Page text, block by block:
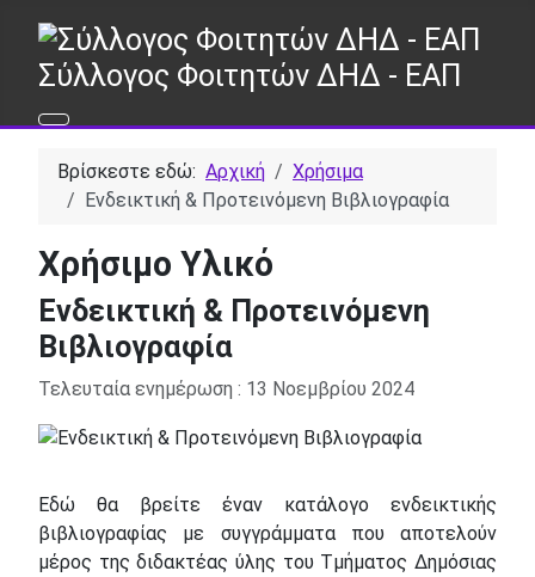
Σύλλογος Φοιτητών ΔΗΔ - ΕΑΠ
Βρίσκεστε εδώ: Αρχική
Χρήσιμα
Ενδεικτική & Προτεινόμενη Βιβλιογραφία
Χρήσιμο Υλικό
Ενδεικτική & Προτεινόμενη
Βιβλιογραφία
Λεπτομέρειες
Τελευταία ενημέρωση : 13 Νοεμβρίου 2024
Εδώ θα βρείτε έναν κατάλογο ενδεικτικής
βιβλιογραφίας με συγγράμματα που αποτελούν
μέρος της διδακτέας ύλης του Τμήματος Δημόσιας